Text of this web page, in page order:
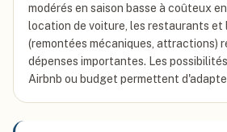
modérés en saison basse à coûteux
location de voiture, les restaurants et
(remontées mécaniques, attractions)
dépenses importantes. Les
Airbnb ou budget permettent